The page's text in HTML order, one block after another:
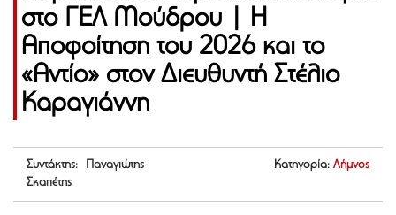
στο ΓΕΛ Μούδρου | Η
Αποφοίτηση του 2026 και το
«Αντίο» στον Διευθυντή Στέλιο
Καραγιάννη
Συντάκτης: Παναγιώτης
Σκαπέτης
Κατηγορία: Λήμνος